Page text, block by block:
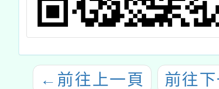
← 前往上一頁 前往